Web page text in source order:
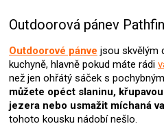
l
d
a
c
í
p
r
Outdoorová pánev
Outdoorové pánve jsou skvělým
kuchyně, hlavně pokud máte rádi
než jen ohřátý sáček s
můžete opéct slaninu,
jezera nebo usmažit míchaná
tohoto kousku nádobí nešlo.